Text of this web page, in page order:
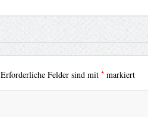
Erforderliche Felder sind mit *markiert